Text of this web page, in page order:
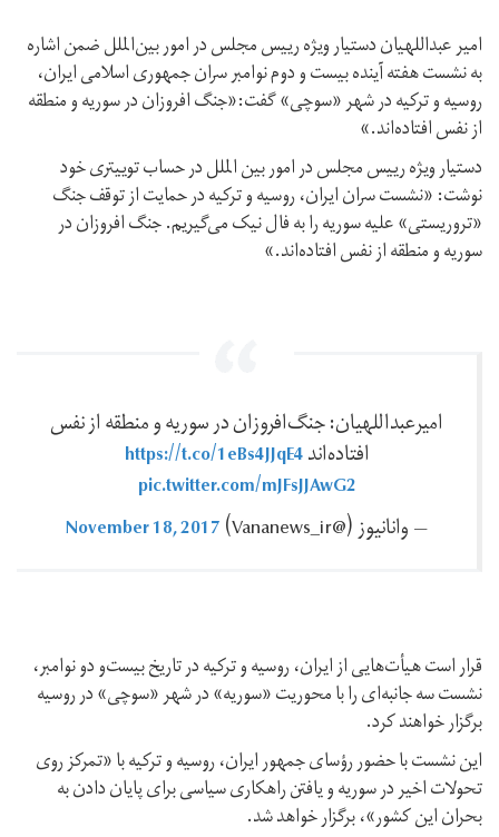
امیر عبداللهیان دستیار ویژه رییس مجلس در امور بین‌الملل ضمن اشاره
به نشست هفته آینده بیست و دوم نوامبر سران جمهوری اسلامی ایران،
روسیه و ترکیه در شهر «سوچی» گفت:«جنگ افروزان در سوریه و منطقه
از نفس افتاده‌اند.»
دستیار ویژه رییس مجلس در امور بین الملل در حساب توییتری خود
نوشت: «نشست سران ایران، روسیه و ترکیه در حمایت از توقف جنگ
«تروریستی» علیه سوریه را به فال نیک می‌گیریم. جنگ افروزان در
سوریه و منطقه از نفس افتاده‌اند.»
امیرعبداللهیان: جنگ‌افروزان در سوریه و منطقه از نفس
افتاده‌اندhttps://t.co/1eBs4JJqE4
pic.twitter.com/mJFsJJAwG2
— وانانيوز (@Vananews_ir) November 18, 2017
قرار است هیأت‌هایی از ایران، روسیه و ترکیه در تاریخ بیست‌و دو نوامبر،
نشست سه جانبه‌ای را با محوریت «سوریه» در شهر «سوچی» در روسیه
برگزار خواهند کرد.
این نشست با حضور رؤسای جمهور ایران، روسیه و ترکیه با «تمرکز روی
تحولات اخیر در سوریه و یافتن راهکاری سیاسی برای پایان دادن به
بحران این کشور»، برگزار خواهد شد.